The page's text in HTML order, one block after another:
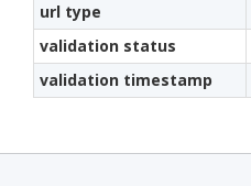
url type
validation status
validation timestamp